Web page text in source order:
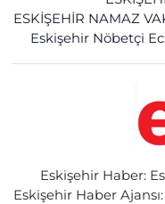
ESKİŞEHİR NAMAZ
Eskişehir Nöbetçi
Eskişehir Haber:
Eskişehir Haber